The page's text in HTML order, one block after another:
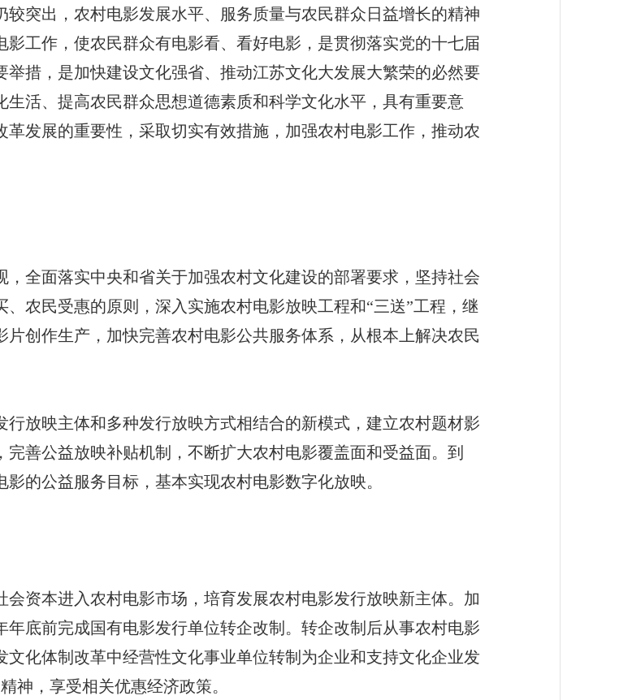
突出，农村电影发展水平、服务质量与农民群众日益增长的精神
工作，使农民群众有电影看、看好电影，是贯彻落实党的十七届
措，是加快建设文化强省、推动江苏文化大发展大繁荣的必然要
活、提高农民群众思想道德素质和科学文化水平，具有重要意
发展的重要性，采取切实有效措施，加强农村电影工作，推动农
面落实中央和省关于加强农村文化建设的部署要求，坚持社会
农民受惠的原则，深入实施农村电影放映工程和“三送”工程，继
创作生产，加快完善农村电影公共服务体系，从根本上解决农民
映主体和多种发行放映方式相结合的新模式，建立农村题材影
善公益放映补贴机制，不断扩大农村电影覆盖面和受益面。到
的公益服务目标，基本实现农村电影数字化放映。
本进入农村电影市场，培育发展农村电影发行放映新主体。加
底前完成国有电影发行单位转企改制。转企改制后从事农村电影
化体制改革中经营性文化事业单位转制为企业和支持文化企业发
神，享受相关优惠经济政策。